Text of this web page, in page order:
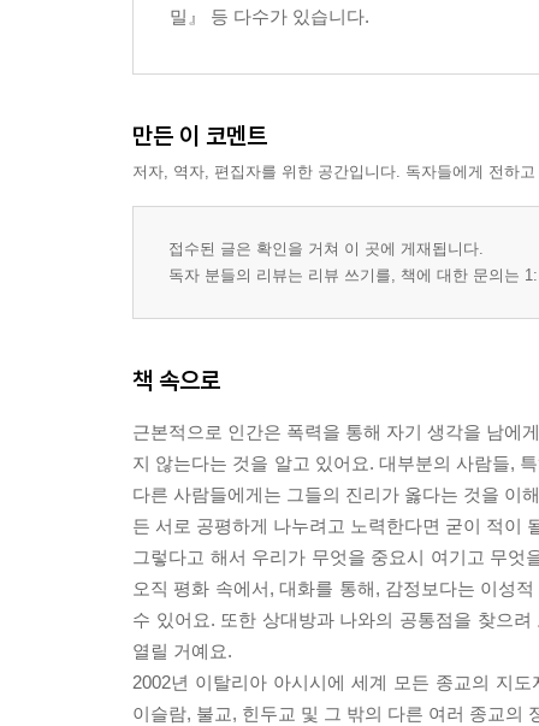
왜 세상에는 그렇게 많은 전쟁과 폭력이 있나요?
왜 사람은 죽어야 하나요?
신앙인이란 어떤 사람들인가요?
나와 다른 종교를 가진 사람을 어떻게 대해야 하나
저자 소개
밀』 등 다수가 있습니다.
만든 이 코멘트
저자, 역자, 편집자를 위한 공간입니다. 독자들에게 전하
접수된 글은 확인을 거쳐 이 곳에 게재됩니다.
독자 분들의 리뷰는 리뷰 쓰기를, 책에 대한 문의는
책 속으로
근본적으로 인간은 폭력을 통해 자기 생각을 남에
지 않는다는 것을 알고 있어요. 대부분의 사람들,
다른 사람들에게는 그들의 진리가 옳다는 것을 이
든 서로 공평하게 나누려고 노력한다면 굳이 적이
그렇다고 해서 우리가 무엇을 중요시 여기고 무
오직 평화 속에서, 대화를 통해, 감정보다는 이성
수 있어요. 또한 상대방과 나와의 공통점을 찾으
열릴 거예요.
2002년 이탈리아 아시시에 세계 모든 종교의 지
이슬람, 불교, 힌두교 및 그 밖의 다른 여러 종교의